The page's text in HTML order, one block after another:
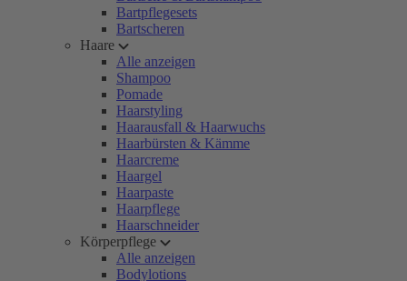
Bartpflegesets
Bartscheren
Haare
Alle anzeigen
Shampoo
Pomade
Haarstyling
Haarausfall & Haarwuchs
Haarbürsten & Kämme
Haarcreme
Haargel
Haarpaste
Haarpflege
Haarschneider
Körperpflege
Alle anzeigen
Bodylotions